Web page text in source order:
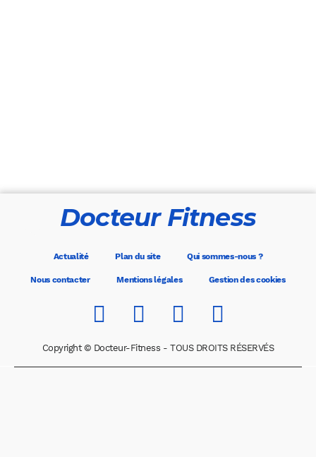
Docteur Fitness
Actualité Plan du site Qui sommes-nous ?
Nous contacter Mentions légales Gestion des cookies
Copyright © Docteur-Fitness - TOUS DROITS RÉSERVÉS